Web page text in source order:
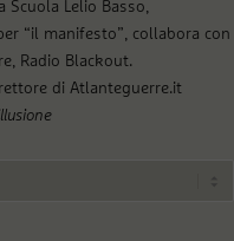
Lelio Basso,
“il manifesto”, collabora con
Radio Blackout.
di Atlanteguerre.it